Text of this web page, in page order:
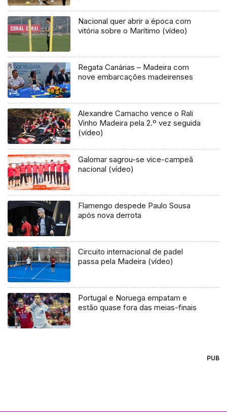
Nacional quer abrir a época com
vitória sobre o Marítimo (vídeo)
Regata Canárias – Madeira com
nove embarcações madeirenses
Alexandre Camacho vence o Rali
Vinho Madeira pela 2.º vez seguida
(vídeo)
Galomar sagrou-se vice-campeã
nacional (vídeo)
Flamengo despede Paulo Sousa
após nova derrota
Circuito internacional de padel
passa pela Madeira (vídeo)
Portugal e Noruega empatam e
estão quase fora das meias-finais
PUB